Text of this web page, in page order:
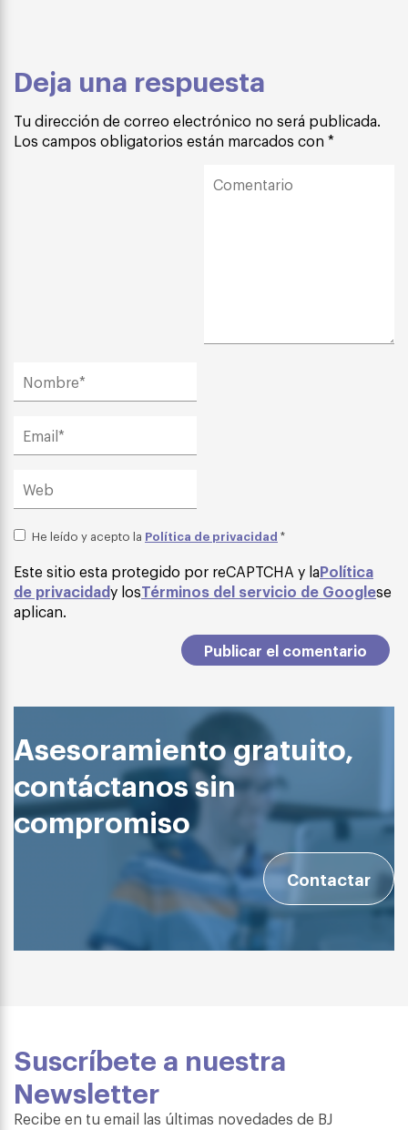
Deja una respuesta
Tu dirección de correo electrónico no será publicada.
Los campos obligatorios están marcados con *
He leído y acepto la Política de privacidad *
Este sitio esta protegido por reCAPTCHA y laPolítica
de privacidady losTérminos del servicio de Googlese
aplican.
Asesoramiento gratuito,
contáctanos sin
compromiso
Contactar
Suscríbete a nuestra
Newsletter
Recibe en tu email las últimas novedades de BJ